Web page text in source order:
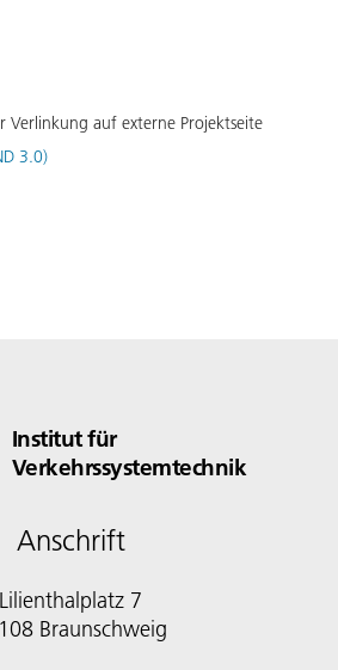
Verlinkung auf externe Projektseite
3.0)
Institut für
Verkehrssystemtechnik
Anschrift
Lilienthalplatz 7
Braunschweig